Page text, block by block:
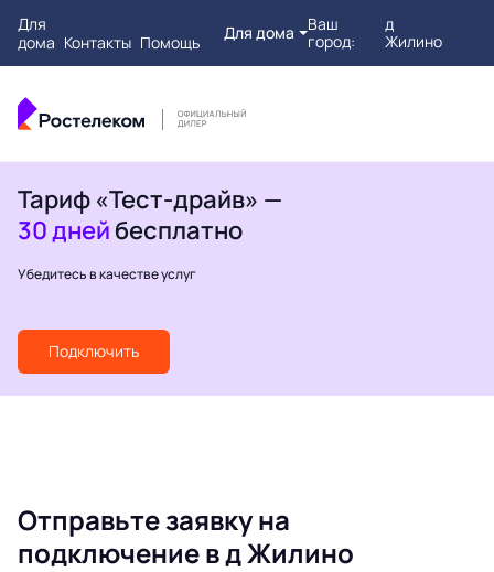
Для
дома Контакты Помощь Для дома
Ваш
город:
д
Жилино
Тариф «Тест-драйв» —
30 дней бесплатно
Убедитесь в качестве услуг
Подключить
Отправьте заявку на
подключение в д Жилино